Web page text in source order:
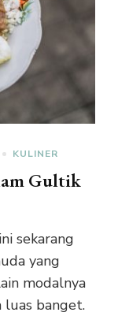
KULINER
Gultik
sekarang
yang
modalnya
luas banget.